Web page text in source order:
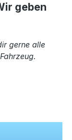
geben
gerne alle